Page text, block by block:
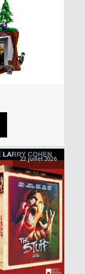
22 juillet 2026